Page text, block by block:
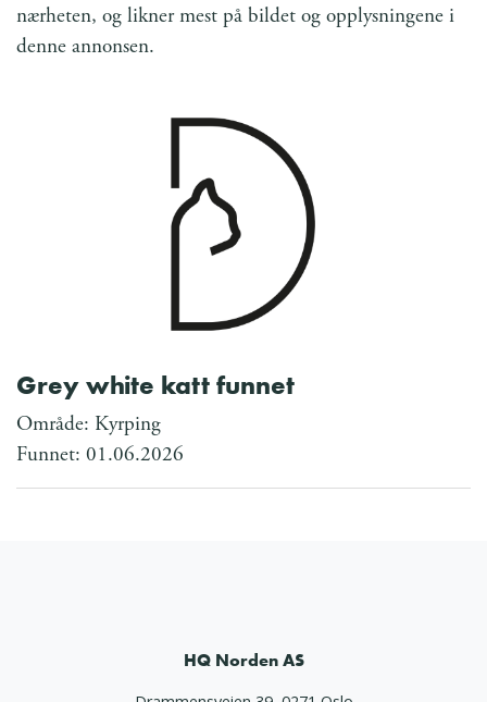
nærheten, og likner mest på bildet og opplysningene i
denne annonsen.
Grey white katt funnet
Område: Kyrping
Funnet: 01.06.2026
HQ Norden AS